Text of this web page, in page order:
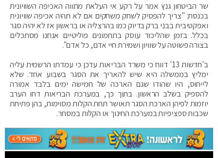
שר הביטחון גנץ אמר על רקע אי העלאת מתווה האכיפה השוויונית
בכנסת: "צריך להפסיק לשחק משחקים אם לא תהיה אכיפה שוויונית
ואפקטיבית בבני ברק בדיוק כמו בהרצליה או בראשון אז לא יהיה סגר
בכלל. בזמן שהליכוד עוסק בתחמונים פוליטיים אנחנו מסתכלים
בצורה פשוטה על שוויון ושמירת חיי אדם, כל אדם".
ב'חדשות 13' דווח כי משרד הבריאות עדכן כי עמדתו הרשמית עליה
ימליץ בממשלה היא שיש להאריך את הסגר בשבוע אחד. שלא
לייחוס, היו שהודו שגם הארכה של חמישה ימים בלבד אמורה
להספיק בשלב הראשון. בתוך כך, במערכת הבריאות דחו הערב
יוזמות לפיהן הארכת הסגר תאושר תחת הקלות מסוימות, בהן פתיחת
שכבות ספציפיות במערכת החינוך או הקלות במסחר.